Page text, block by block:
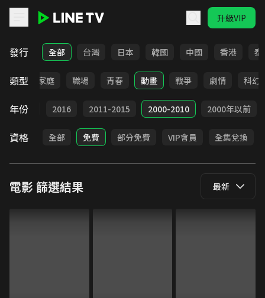
升級VIP
LINE TV - 電影
發行 全部 台灣 日本 韓國 中國 香港 泰
類型
影展 家庭 職場 青春 動畫 戰爭 劇情 科幻
年份
2017 2016 2011-2015 2000-2010 2000年以前
資格 全部 免費 部分免費 VIP會員 全集兌換
電影篩選結果 最新